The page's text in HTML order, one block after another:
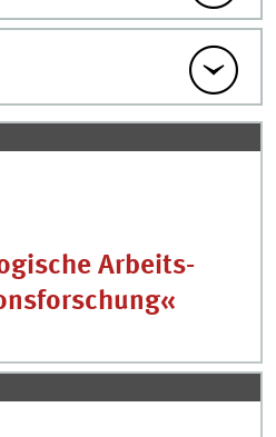
Arbeits-